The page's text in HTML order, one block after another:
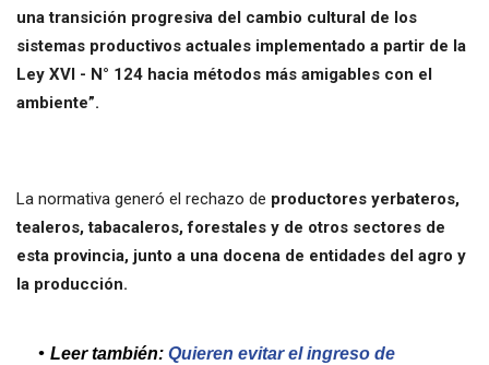
una transición progresiva del cambio cultural de los
sistemas productivos actuales implementado a partir de la
Ley XVI - N° 124 hacia métodos más amigables con el
ambiente”.
La normativa generó el rechazo de productores yerbateros,
tealeros, tabacaleros, forestales y de otros sectores de
esta provincia, junto a una docena de entidades del agro y
la producción.
Leer también: Quieren evitar el ingreso de